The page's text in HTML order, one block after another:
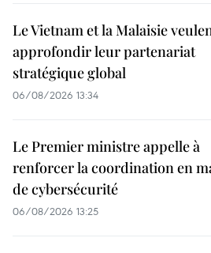
Le Vietnam et la Malaisie
approfondir leur partenariat
stratégique global
06/08/2026 13:34
Le Premier ministre appelle à
renforcer la coordination en
de cybersécurité
06/08/2026 13:25